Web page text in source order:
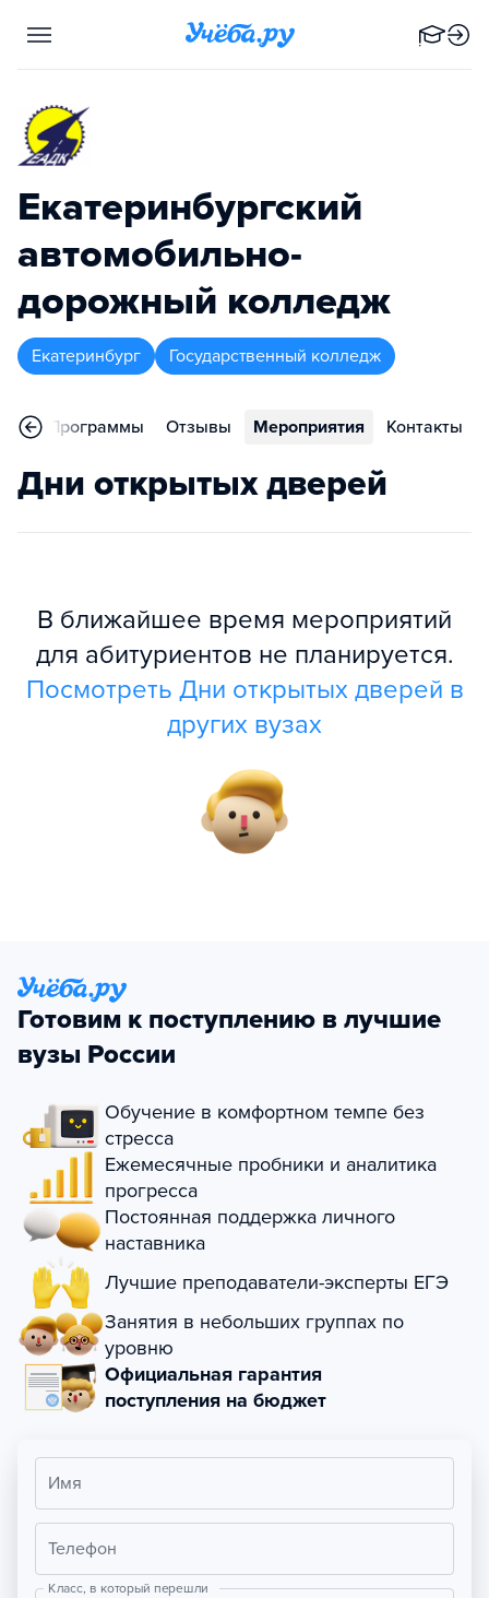
Екатеринбургский
автомобильно-
дорожный колледж
Екатеринбург Государственный колледж
Программы Отзывы Мероприятия Контакты
Дни открытых дверей
В ближайшее время мероприятий
для абитуриентов не планируется.
Посмотреть Дни открытых дверей в
других вузах
Готовим к поступлению в лучшие
вузы России
Обучение в комфортном темпе без
стресса
Ежемесячные пробники и аналитика
прогресса
Постоянная поддержка личного
наставника
Лучшие преподаватели-эксперты ЕГЭ
Занятия в небольших группах по
уровню
Официальная гарантия
поступления на бюджет
Имя
Телефон
Класс, в который перешли